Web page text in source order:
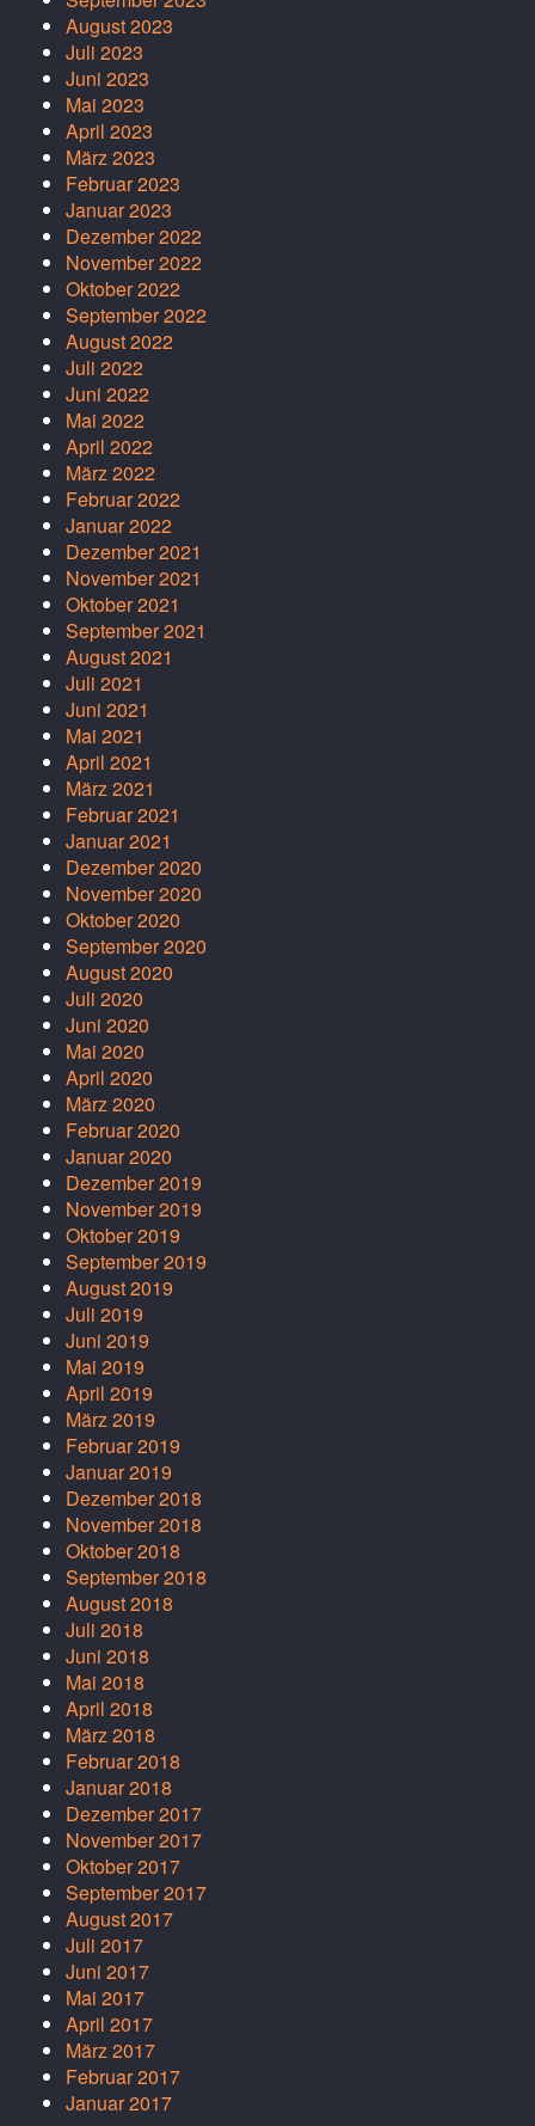
August 2023
Juli 2023
Juni 2023
Mai 2023
April 2023
März 2023
Februar 2023
Januar 2023
Dezember 2022
November 2022
Oktober 2022
September 2022
August 2022
Juli 2022
Juni 2022
Mai 2022
April 2022
März 2022
Februar 2022
Januar 2022
Dezember 2021
November 2021
Oktober 2021
September 2021
August 2021
Juli 2021
Juni 2021
Mai 2021
April 2021
März 2021
Februar 2021
Januar 2021
Dezember 2020
November 2020
Oktober 2020
September 2020
August 2020
Juli 2020
Juni 2020
Mai 2020
April 2020
März 2020
Februar 2020
Januar 2020
Dezember 2019
November 2019
Oktober 2019
September 2019
August 2019
Juli 2019
Juni 2019
Mai 2019
April 2019
März 2019
Februar 2019
Januar 2019
Dezember 2018
November 2018
Oktober 2018
September 2018
August 2018
Juli 2018
Juni 2018
Mai 2018
April 2018
März 2018
Februar 2018
Januar 2018
Dezember 2017
November 2017
Oktober 2017
September 2017
August 2017
Juli 2017
Juni 2017
Mai 2017
April 2017
März 2017
Februar 2017
Januar 2017